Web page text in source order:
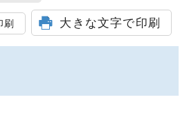
刷 大きな文字で印刷